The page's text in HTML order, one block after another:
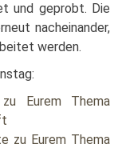
und geprobt. Die
nacheinander,
werden.
Eurem Thema
zu Eurem Thema